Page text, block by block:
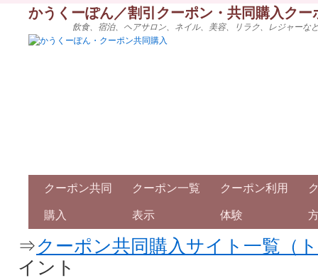
かうくーぽん／割引クーポン・共同購入ク
飲食、宿泊、ヘアサロン、ネイル、美容、リラク、レジャー
クーポン共同
購入
クーポン一覧
表示
クーポン利用
体験
⇒クーポン共同購入サイト一覧（
イント